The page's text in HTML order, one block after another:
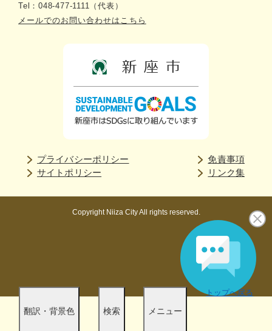
翻訳・背景色 検索 メニュー
トップへ戻る
Tel：048-477-1111（代表）
メールでのお問い合わせはこちら
プライバシーポリシー
免責事項
サイトポリシー
リンク集
Copyright Niiza City All rights reserved.